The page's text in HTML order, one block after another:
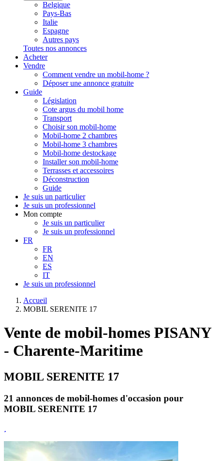
Belgique
Pays-Bas
Italie
Espagne
Autres pays
Toutes nos annonces
Acheter
Vendre
Comment vendre un mobil-home ?
Déposer une annonce gratuite
Guide
Législation
Cote argus du mobil home
Transport
Choisir son mobil-home
Mobil-home 2 chambres
Mobil-home 3 chambres
Mobil-home destockage
Installer son mobil-home
Terrasses et accessoires
Déconstruction
Guide
Je suis un particulier
Je suis un professionnel
Mon compte
Je suis un particulier
Je suis un professionnel
FR
FR
EN
ES
IT
Je suis un professionnel
Accueil
MOBIL SERENITE 17
Vente de mobil-homes PISANY
- Charente-Maritime
MOBIL SERENITE 17
21 annonces de mobil-homes d'occasion pour
MOBIL SERENITE 17